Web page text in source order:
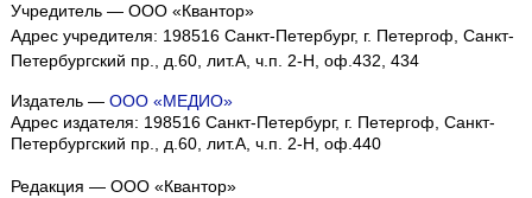
Учредитель — ООО «Квантор»
Адрес учредителя: 198516 Санкт-Петербург, г. Петергоф, Санкт-
Петербургский пр., д.60, лит.А, ч.п. 2-Н, оф.432, 434
Издатель — ООО «МЕДИО»
Адрес издателя: 198516 Санкт-Петербург, г. Петергоф, Санкт-
Петербургский пр., д.60, лит.А, ч.п. 2-Н, оф.440
Редакция — ООО «Квантор»